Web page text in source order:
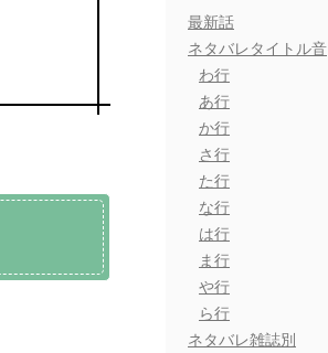
最新話
ネタバレタイトル音
わ行
あ行
か行
さ行
た行
な行
は行
ま行
や行
ら行
ネタバレ雑誌別